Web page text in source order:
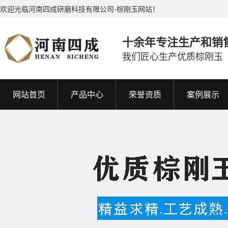
欢迎光临河南四成研磨科技有限公司-棕刚玉网站！
十余年专注生产和销
我们匠心生产优质棕刚玉
网站首页 产品中心 荣誉资质 案例展示